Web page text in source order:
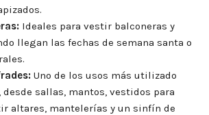
Ideales para vestir balconeras y
llegan las fechas de semana santa o
Uno de los usos más utilizado
desde sallas, mantos, vestidos para
altares, mantelerías y un sinfín de